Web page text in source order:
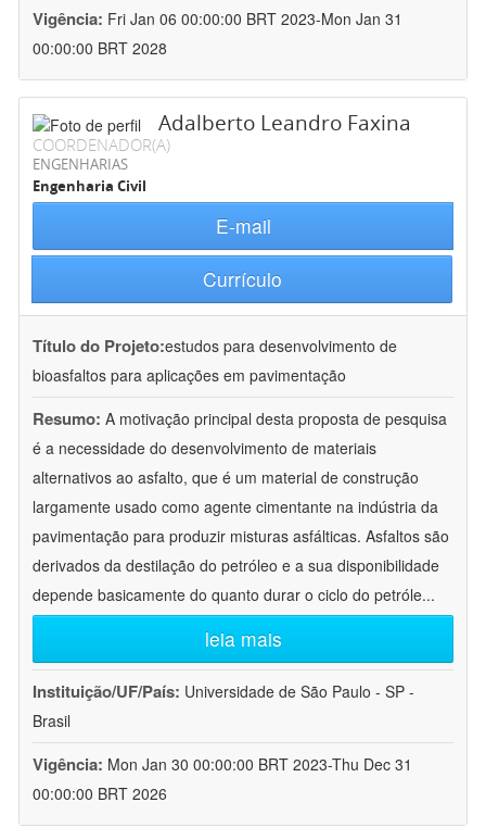
Vigência: Fri Jan 06 00:00:00 BRT 2023-Mon Jan 31
00:00:00 BRT 2028
Adalberto Leandro Faxina
COORDENADOR(A)
ENGENHARIAS
Engenharia Civil
E-mail
Currículo
Título do Projeto:estudos para desenvolvimento de
bioasfaltos para aplicações em pavimentação
Resumo: A motivação principal desta proposta de pesquisa
é a necessidade do desenvolvimento de materiais
alternativos ao asfalto, que é um material de construção
largamente usado como agente cimentante na indústria da
pavimentação para produzir misturas asfálticas. Asfaltos são
derivados da destilação do petróleo e a sua disponibilidade
depende basicamente do quanto durar o ciclo do petróle...
leia mais
Instituição/UF/País: Universidade de São Paulo - SP -
Brasil
Vigência: Mon Jan 30 00:00:00 BRT 2023-Thu Dec 31
00:00:00 BRT 2026